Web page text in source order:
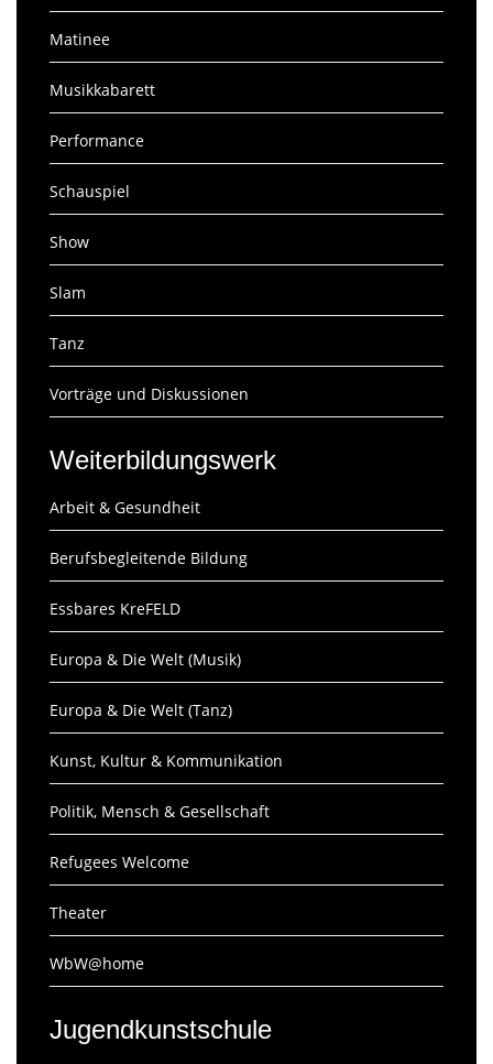
Matinee
Musikkabarett
Performance
Schauspiel
Show
Slam
Tanz
Vorträge und Diskussionen
Weiterbildungswerk
Arbeit & Gesundheit
Berufsbegleitende Bildung
Essbares KreFELD
Europa & Die Welt (Musik)
Europa & Die Welt (Tanz)
Kunst, Kultur & Kommunikation
Politik, Mensch & Gesellschaft
Refugees Welcome
Theater
WbW@home
Jugendkunstschule